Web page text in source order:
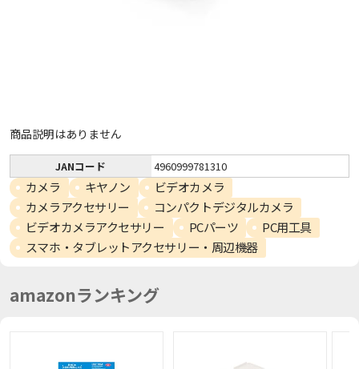
商品説明はありません
JANコード 4960999781310
カメラ キヤノン
ビデオカメラ
カメラアクセサリー
コンパクトデジタルカメラ
ビデオカメラアクセサリー
PCパーツ
PC用工具
スマホ・タブレットアクセサリー・周辺機器
amazonランキング